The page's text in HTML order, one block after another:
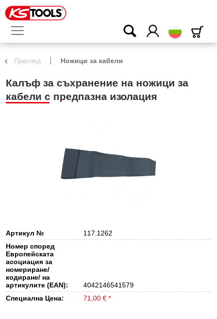
български
Преглед Ножици за кабели
Калъф за съхранение на ножици за
кабели с предпазна изолация
Артикул №
117.1262
Номер според
Европейската
асоциация за
номериране/
кодиране/ на
артикулите (EAN):
4042146541579
Специална Цена:
71,00 € *